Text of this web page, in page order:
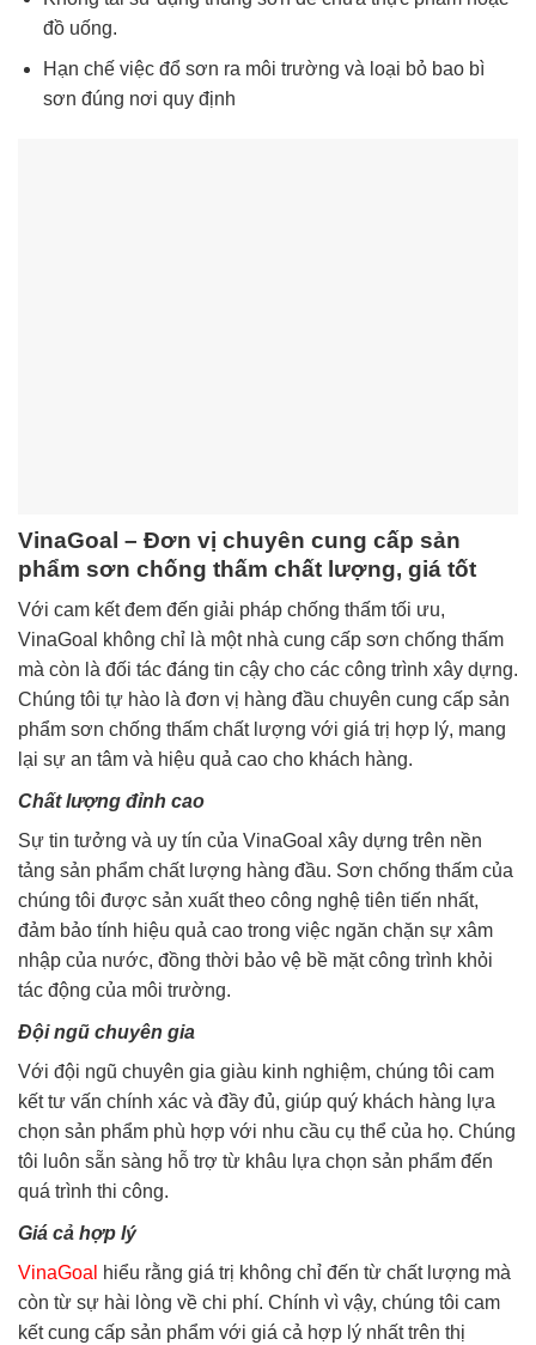
đồ uống.
Hạn chế việc đổ sơn ra môi trường và loại bỏ bao bì
sơn đúng nơi quy định
VinaGoal – Đơn vị chuyên cung cấp sản
phẩm sơn chống thấm chất lượng, giá tốt
Với cam kết đem đến giải pháp chống thấm tối ưu,
VinaGoal không chỉ là một nhà cung cấp sơn chống thấm
mà còn là đối tác đáng tin cậy cho các công trình xây dựng.
Chúng tôi tự hào là đơn vị hàng đầu chuyên cung cấp sản
phẩm sơn chống thấm chất lượng với giá trị hợp lý, mang
lại sự an tâm và hiệu quả cao cho khách hàng.
Chất lượng đỉnh cao
Sự tin tưởng và uy tín của VinaGoal xây dựng trên nền
tảng sản phẩm chất lượng hàng đầu. Sơn chống thấm của
chúng tôi được sản xuất theo công nghệ tiên tiến nhất,
đảm bảo tính hiệu quả cao trong việc ngăn chặn sự xâm
nhập của nước, đồng thời bảo vệ bề mặt công trình khỏi
tác động của môi trường.
Đội ngũ chuyên gia
Với đội ngũ chuyên gia giàu kinh nghiệm, chúng tôi cam
kết tư vấn chính xác và đầy đủ, giúp quý khách hàng lựa
chọn sản phẩm phù hợp với nhu cầu cụ thể của họ. Chúng
tôi luôn sẵn sàng hỗ trợ từ khâu lựa chọn sản phẩm đến
quá trình thi công.
Giá cả hợp lý
VinaGoal
hiểu rằng giá trị không chỉ đến từ chất lượng mà
còn từ sự hài lòng về chi phí. Chính vì vậy, chúng tôi cam
kết cung cấp sản phẩm với giá cả hợp lý nhất trên thị